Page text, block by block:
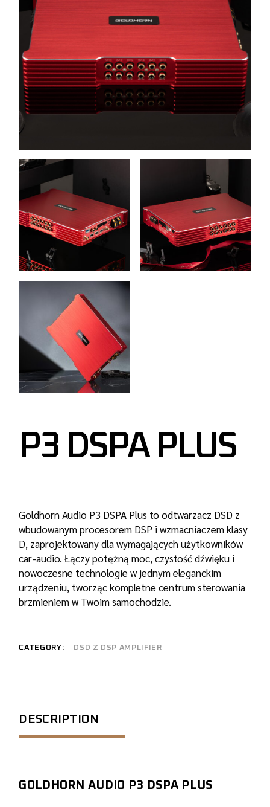
P3 DSPA PLUS
Goldhorn Audio P3 DSPA Plus to odtwarzacz DSD z
wbudowanym procesorem DSP i wzmacniaczem klasy
D, zaprojektowany dla wymagających użytkowników
car-audio. Łączy potężną moc, czystość dźwięku i
nowoczesne technologie w jednym eleganckim
urządzeniu, tworząc kompletne centrum sterowania
brzmieniem w Twoim samochodzie.
CATEGORY: DSD Z DSP AMPLIFIER
DESCRIPTION
GOLDHORN AUDIO P3 DSPA PLUS